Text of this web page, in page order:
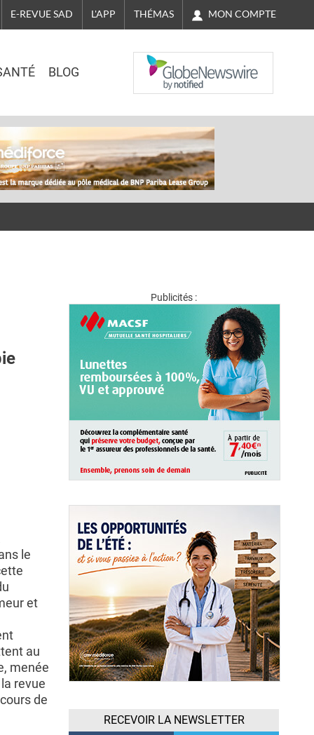
E-REVUE SAD L'APP THÉMAS MON COMPTE
BLOG
NASDAQ
le
et
au
menée
revue
de
Publicités :
RECEVOIR LA NEWSLETTER